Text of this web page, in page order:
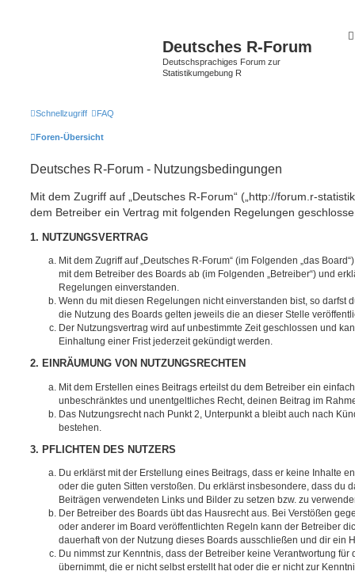
Deutsches R-Forum
Deutschsprachiges Forum zur
Statistikumgebung R
Schnellzugriff FAQ
Foren-Übersicht
Deutsches R-Forum - Nutzungsbedingungen
Mit dem Zugriff auf „Deutsches R-Forum“ („http://forum.r-
dem Betreiber ein Vertrag mit folgenden Regelungen
1. NUTZUNGSVERTRAG
Mit dem Zugriff auf „Deutsches R-Forum“ (im Folgenden „das
mit dem Betreiber des Boards ab (im Folgenden „Betreiber“) und
Regelungen einverstanden.
Wenn du mit diesen Regelungen nicht einverstanden bist, so darfst
die Nutzung des Boards gelten jeweils die an dieser Stelle
Der Nutzungsvertrag wird auf unbestimmte Zeit geschlossen und
Einhaltung einer Frist jederzeit gekündigt werden.
2. EINRÄUMUNG VON NUTZUNGSRECHTEN
Mit dem Erstellen eines Beitrags erteilst du dem Betreiber ein
unbeschränktes und unentgeltliches Recht, deinen Beitrag im
Das Nutzungsrecht nach Punkt 2, Unterpunkt a bleibt auch nach
bestehen.
3. PFLICHTEN DES NUTZERS
Du erklärst mit der Erstellung eines Beitrags, dass er keine Inhalte
oder die guten Sitten verstoßen. Du erklärst insbesondere, dass du
Beiträgen verwendeten Links und Bilder zu setzen bzw. zu
Der Betreiber des Boards übt das Hausrecht aus. Bei Verstößen
oder anderer im Board veröffentlichten Regeln kann der Betreiber
dauerhaft von der Nutzung dieses Boards ausschließen und dir ein
Du nimmst zur Kenntnis, dass der Betreiber keine Verantwortung für
übernimmt, die er nicht selbst erstellt hat oder die er nicht zur